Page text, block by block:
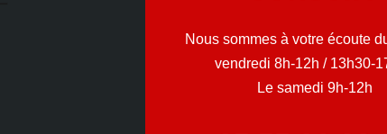
Nous sommes à votre écoute
vendredi 8h-12h / 13h30-
Le samedi 9h-12h